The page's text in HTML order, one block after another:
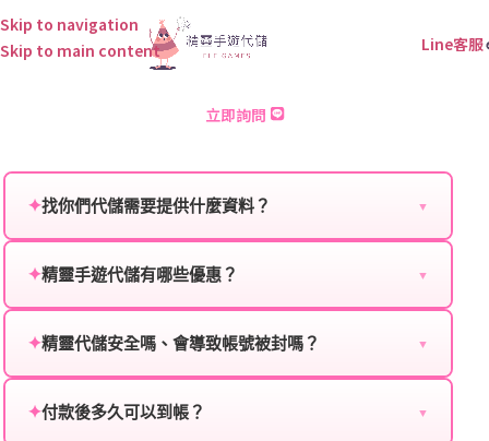
Skip to navigation
Skip to main content
Line客服
RO仙境傳說：愛如初見 儲值
立即詢問
✦找你們代儲需要提供什麼資料？ ▼
服：
✦精靈手遊代儲有哪些優惠？ ▼
贈送、大額儲值優惠及節日限定活動，儲值最低6折
✦精靈代儲安全嗎、會導致帳號被封嗎？ ▼
單，不使用外掛程式、非法點數或異常儲值管道。您獲
✦付款後多久可以到帳？ ▼